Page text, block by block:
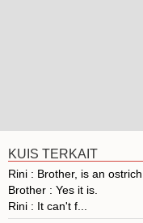
KUIS TERKAIT
Rini : Brother, is an
Brother : Yes it is.
Rini : It can't f...